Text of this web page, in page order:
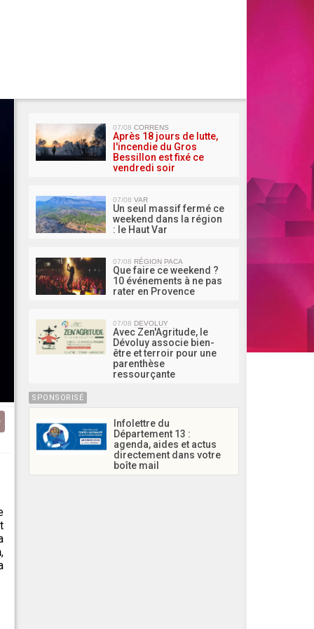
,
07/08 CORRENS
Après 18 jours de lutte,
l'incendie du Gros
Bessillon est fixé ce
vendredi soir
07/08 VAR
Un seul massif fermé ce
weekend dans la région
: le Haut Var
07/08 RÉGION PACA
Que faire ce weekend ?
10 événements à ne pas
rater en Provence
07/08 DEVOLUY
Avec Zen'Agritude, le
Dévoluy associe bien-
être et terroir pour une
parenthèse
ressourçante
SPONSORISÉ
Infolettre du
Département 13 :
agenda, aides et actus
directement dans votre
boîte mail